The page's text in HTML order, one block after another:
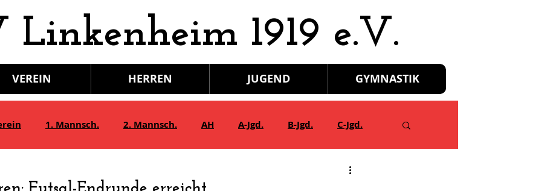
Linkenheim 1919 e.V.
VEREIN HERREN JUGEND GYMNASTIK
1. Mannsch. 2. Mannsch. AH A-Jgd. B-Jgd. C-Jgd.